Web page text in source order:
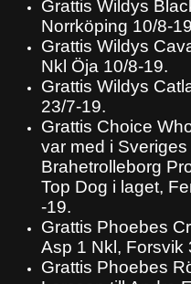
Grattis Wildys
Norrköping 10/8-
Grattis Wildys
Nkl Öja 10/8-19.
Grattis Wildys
23/7-19.
Grattis Choice
var med i
Brahetrolleborg
Top Dog i laget,
-19.
Grattis Phoebes
Asp 1 Nkl, Forsvik
Grattis Phoebes